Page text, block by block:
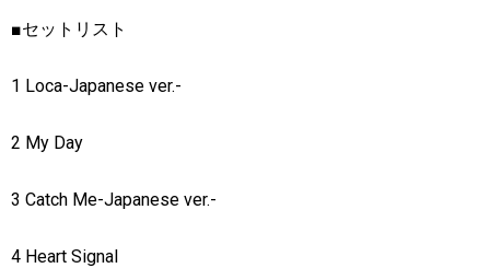
■セットリスト
1 Loca-Japanese ver.-
2 My Day
3 Catch Me-Japanese ver.-
4 Heart Signal